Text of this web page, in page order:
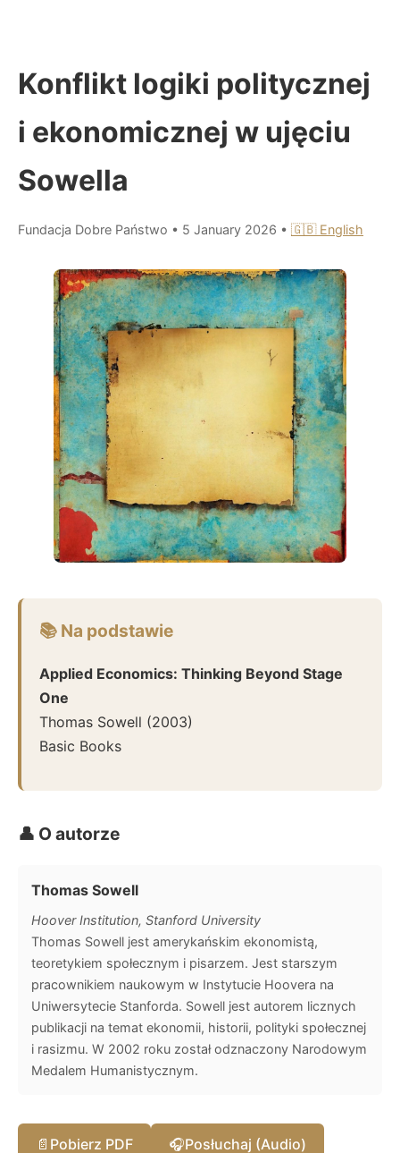
Konflikt logiki politycznej
i ekonomicznej w ujęciu
Sowella
Fundacja Dobre Państwo • 5 January 2026 • 🇬🇧 English
📚 Na podstawie
Applied Economics: Thinking Beyond Stage
One
Thomas Sowell (2003)
Basic Books
👤 O autorze
Thomas Sowell
Hoover Institution, Stanford University
Thomas Sowell jest amerykańskim ekonomistą,
teoretykiem społecznym i pisarzem. Jest starszym
pracownikiem naukowym w Instytucie Hoovera na
Uniwersytecie Stanforda. Sowell jest autorem licznych
publikacji na temat ekonomii, historii, polityki społecznej
i rasizmu. W 2002 roku został odznaczony Narodowym
Medalem Humanistycznym.
📄 Pobierz PDF 🎧Posłuchaj (Audio)